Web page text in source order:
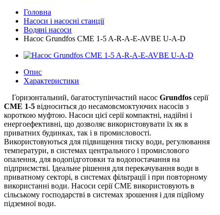
Головна
Насоси і насосні станції
Водяні насоси
Насос Grundfos CME 1-5 A-R-A-E-AVBE U-A-D
Опис
Характеристики
Горизонтальний, багатоступінчастий насос Grundfos серії
CME 1-5 відноситься до несамовсмоктуючих насосів з
короткою муфтою. Насоси цієї серії компактні, надійні і
енергоефективні, що дозволяє використовувати їх як в
приватних будинках, так і в промисловості.
Використовуються для підвищення тиску води, регулювання
температури, в системах центрального і промислового
опалення, для водопідготовки та водопостачання на
підприємстві. Ідеальне рішення для перекачування води в
приватному секторі, в системах фільтрації і при повторному
використанні води. Насоси серії СМE використовують в
сільському господарстві в системах зрошення і для підйому
підземної води.